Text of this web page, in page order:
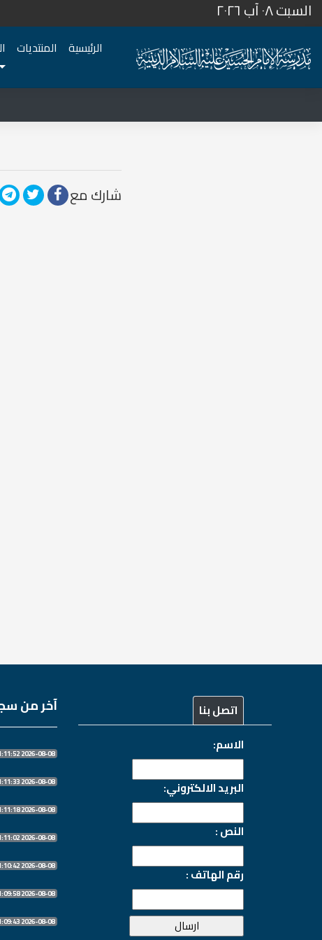
السبت ٠٨ آب ٢٠٢٦
الرئيسية المنتديات
شارك مع
اتصل بنا
الاسم:
البريد الالكتروني:
النص :
رقم الهاتف :
آخر من
2026-08-08 21:11:52
2026-08-08 21:11:33
2026-08-08 21:11:18
2026-08-08 21:11:02
2026-08-08 21:10:42
2026-08-08 21:09:58
2026-08-08 21:09:43